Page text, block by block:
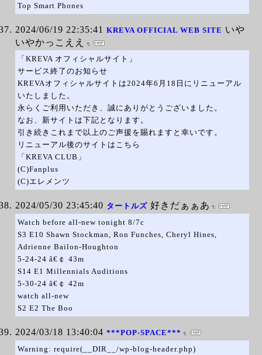
Top Smart Phones
2024/06/19 22:35:41 KREVA OFFICIAL WEB SITE いや
いやかっこええ
「KREVA オフィシャルサイト」
サービス終了のお知らせ
KREVAオフィシャルサイトは2024年6月18日にリニューアル
いたしました。
永らくご利用いただき、誠にありがとうございました。
なお、新サイトは下記となります。
引き続きこれまで以上のご声援を賜れますと幸いです。
リニューアル後のサイトはこちら
「KREVA CLUB」
(C)Fanplus
(C)エレメンツ
2024/05/30 23:45:40 タートルズ 好きだぁぁあ
Watch before all-new tonight 8/7c
S3 E10 Shawn Stockman, Ron Funches, Cheryl Hines,
Adrienne Bailon-Houghton
5-24-24 â€￠ 43m
S14 E1 Millennials Auditions
5-30-24 â€￠ 42m
watch all-new
S2 E2 The Boo
2024/03/18 13:40:04 ***POP-SPACE***
Warning: require(__DIR__/wp-blog-header.php)